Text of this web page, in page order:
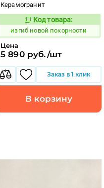
Керамогранит
570697
Код товара:
изгиб новой покорности
Цена
5 890 руб./шт
Заказ в 1 клик
В корзину